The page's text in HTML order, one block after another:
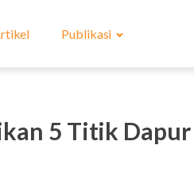
Publikasi
5 Titik